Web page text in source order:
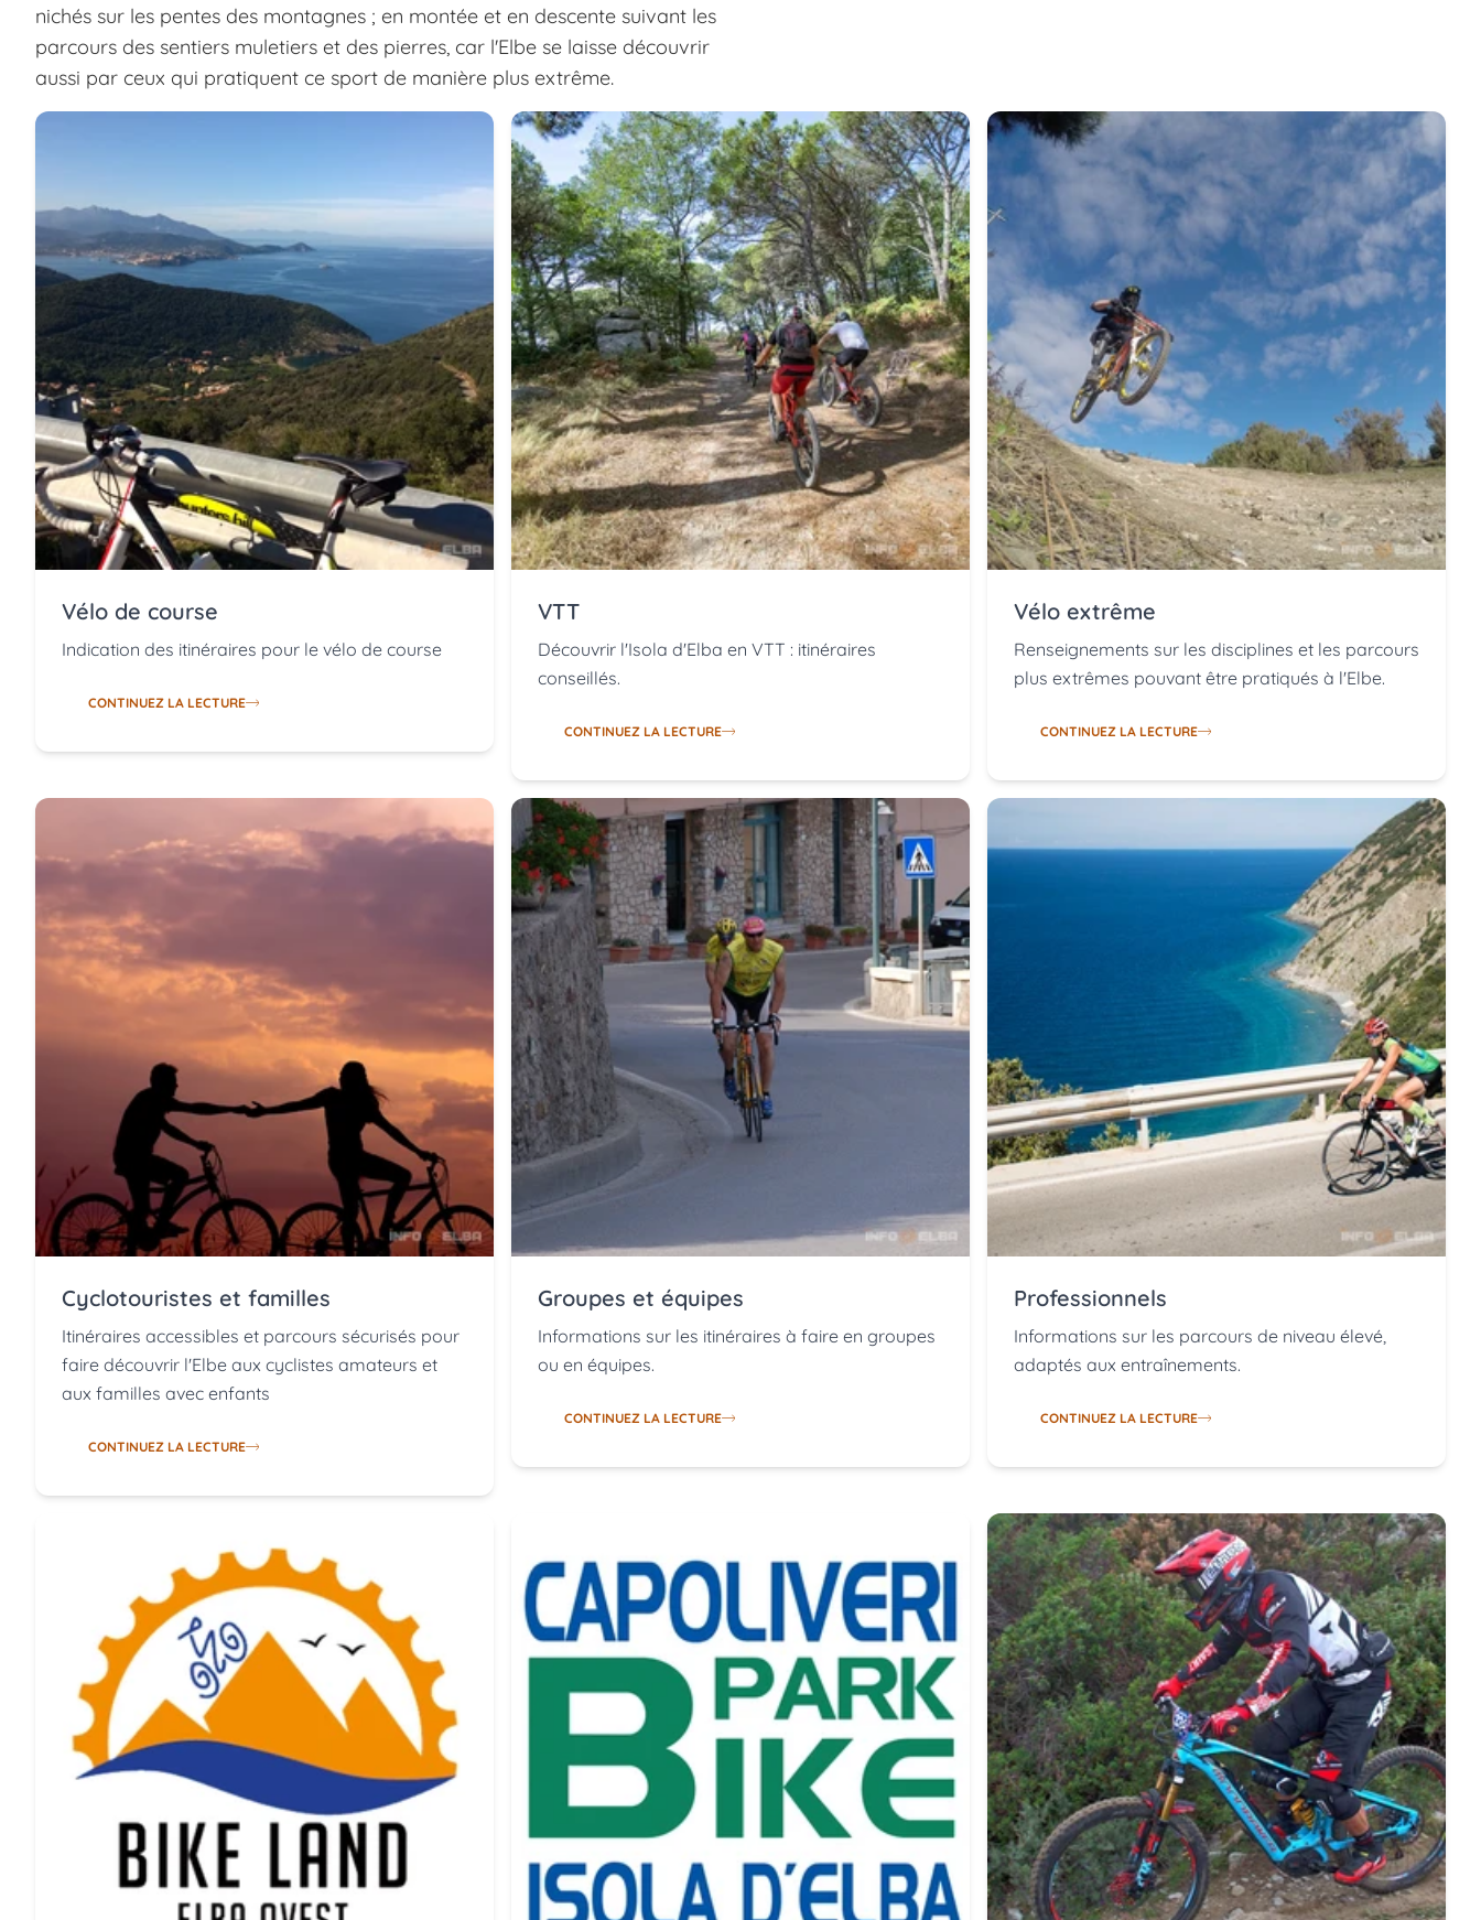
nichés sur les pentes des montagnes ; en montée et en descente suivant les
parcours des sentiers muletiers et des pierres, car l'Elbe se laisse découvrir
aussi par ceux qui pratiquent ce sport de manière plus extrême.
Vélo de course
Indication des itinéraires pour le vélo de course
CONTINUEZ LA LECTURE
VTT
Découvrir l'Isola d'Elba en VTT : itinéraires
conseillés.
CONTINUEZ LA LECTURE
Vélo extrême
Renseignements sur les disciplines et les parcours
plus extrêmes pouvant être pratiqués à l'Elbe.
CONTINUEZ LA LECTURE
Cyclotouristes et familles
Itinéraires accessibles et parcours sécurisés pour
faire découvrir l'Elbe aux cyclistes amateurs et
aux familles avec enfants
CONTINUEZ LA LECTURE
Groupes et équipes
Informations sur les itinéraires à faire en groupes
ou en équipes.
CONTINUEZ LA LECTURE
Professionnels
Informations sur les parcours de niveau élevé,
adaptés aux entraînements.
CONTINUEZ LA LECTURE